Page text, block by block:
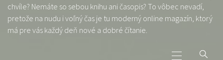
chvíle? Nemáte so sebou knihu ani časopis? To vôbec nevadí,
pretože na nudu i voľný čas je tu moderný online magazín, ktorý
má pre vás každý deň nové a dobré čítanie.
Menu